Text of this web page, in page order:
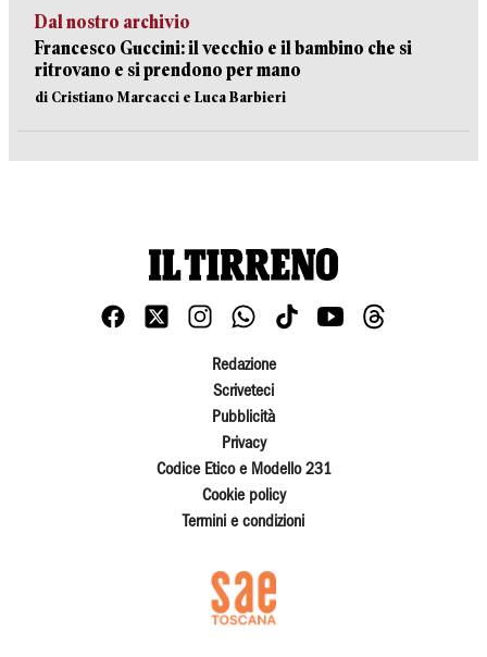
Dal nostro archivio
Francesco Guccini: il vecchio e il bambino che si
ritrovano e si prendono per mano
di Cristiano Marcacci e Luca Barbieri
Redazione
Scriveteci
Pubblicità
Privacy
Codice Etico e Modello 231
Cookie policy
Termini e condizioni